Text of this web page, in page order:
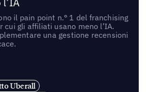
il pain point n.° 1 del franchising
cui gli affiliati usano meno l’IA.
una gestione recensioni
Uberall